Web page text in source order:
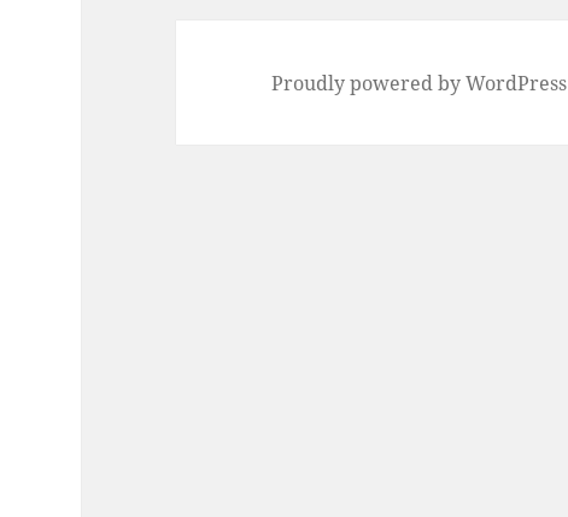
Proudly powered by WordPress